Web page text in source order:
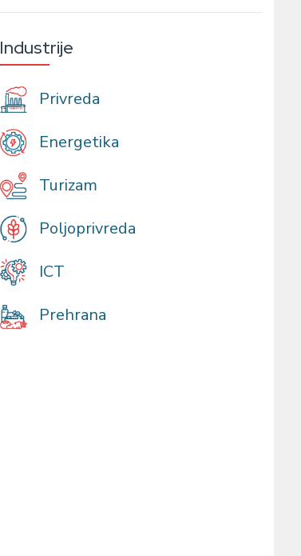
Industrije
Privreda
Energetika
Turizam
Poljoprivreda
ICT
Prehrana